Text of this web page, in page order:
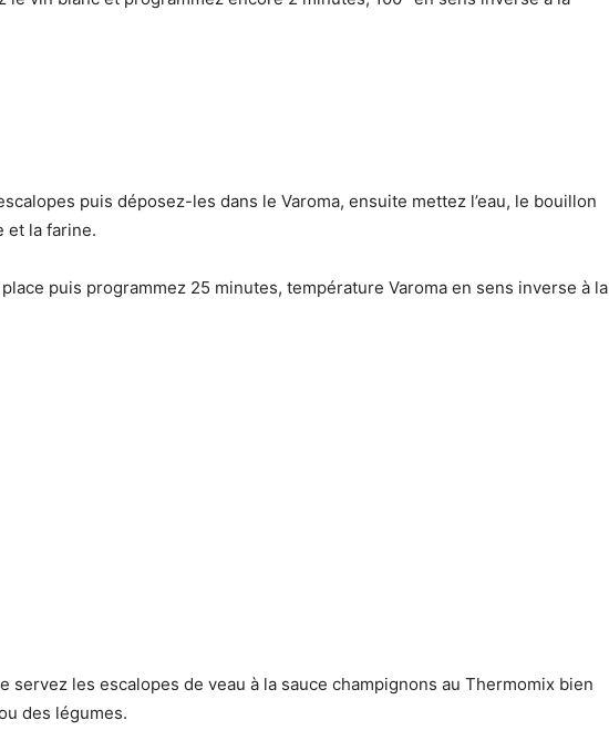
puis déposez-les dans le Varoma, ensuite mettez l’eau, le bouillon
et la farine.
puis programmez 25 minutes, température Varoma en sens inverse à la
servez les escalopes de veau à la sauce champignons au Thermomix bien
des légumes.